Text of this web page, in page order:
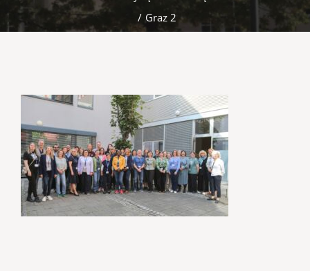
/ Graz 2